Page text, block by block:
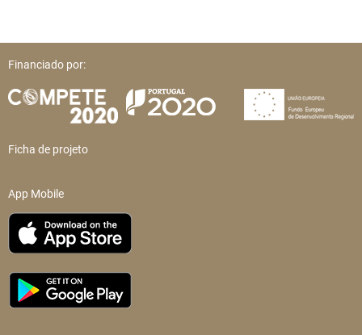
Financiado por:
Ficha de projeto
App Mobile